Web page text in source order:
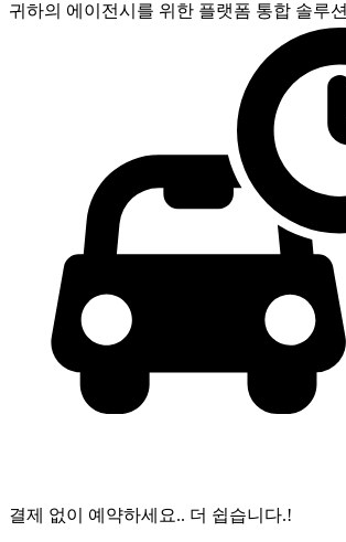
귀하의 에이전시를 위한 플랫폼 통합 솔루션
결제 없이 예약하세요.. 더 쉽습니다.!